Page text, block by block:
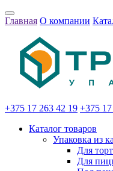
Главная О компании
+375 17 263 42 19 +375 17
Каталог товаров
Упаковка из
Для
Для